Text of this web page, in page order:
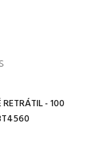
- 100